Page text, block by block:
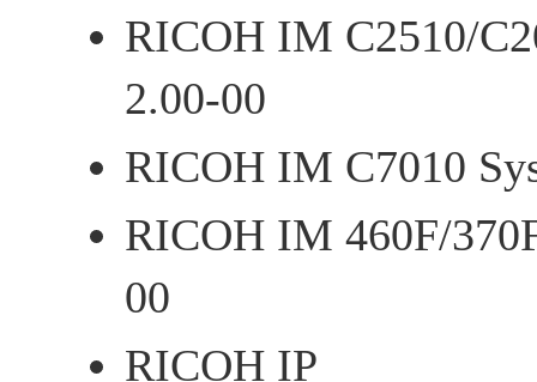
RICOH IM C2510/
2.00-00
RICOH IM C7010
RICOH IM 460F/
00
RICOH IP